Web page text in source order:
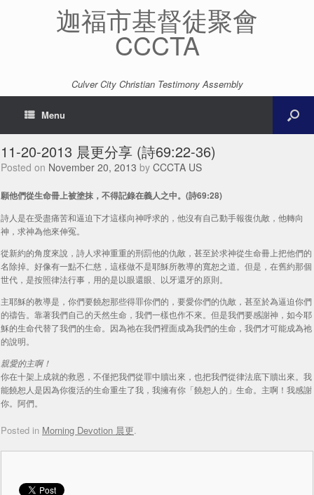
迦福市基督徒聚會
CCCTA
Culver City Christian Testimony Assembly
Menu
11-20-2013 晨更分享 (詩69:22-36)
Posted on November 20, 2013 by CCCTA US
願他們從生命冊上被塗抹，不得記錄在義人之中。(詩69:28)
詩人是在受盡痛苦和逼迫下才這樣向神呼求的，他沒有自己動手報復仇敵，他轉向
神，求神為他來伸冤。
從新約的角度來說，詩人求神重重的刑罰他的仇敵，甚至於求神從生命冊上把他們的
名除掉。好像有一點不仁慈，這樣做不是耶穌所教導的寬恕之道。但是，在舊約那個
世代，是按照律法行事，用的是以眼還眼、以牙還牙的原則。
主耶穌的教導是，你們要饒恕那些得罪你們的，要愛你們的仇敵，甚至於為逼迫你們
的禱告。靠著我們自己的天然生命，我們一樣也作不來。但是我們要感謝神，如今耶
穌的生命代替了我們的生命。因為祂在我們裡面成為我們的生命，我們才可能成為祂
的說明。
親愛的主啊！
你在十架上成就的救恩，不僅把我們從罪中贖出來，也把我們從律法底下贖出來。我
能饒恕人是因為你復活的生命重生了我，我擁有你「饒恕人的」生命。主啊！我感謝
你。阿們。
Posted in Morning Devotion 晨更.